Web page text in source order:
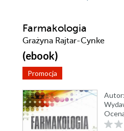
Farmakologia
Grażyna Rajtar-Cynke
(ebook)
Promocja
Autor: